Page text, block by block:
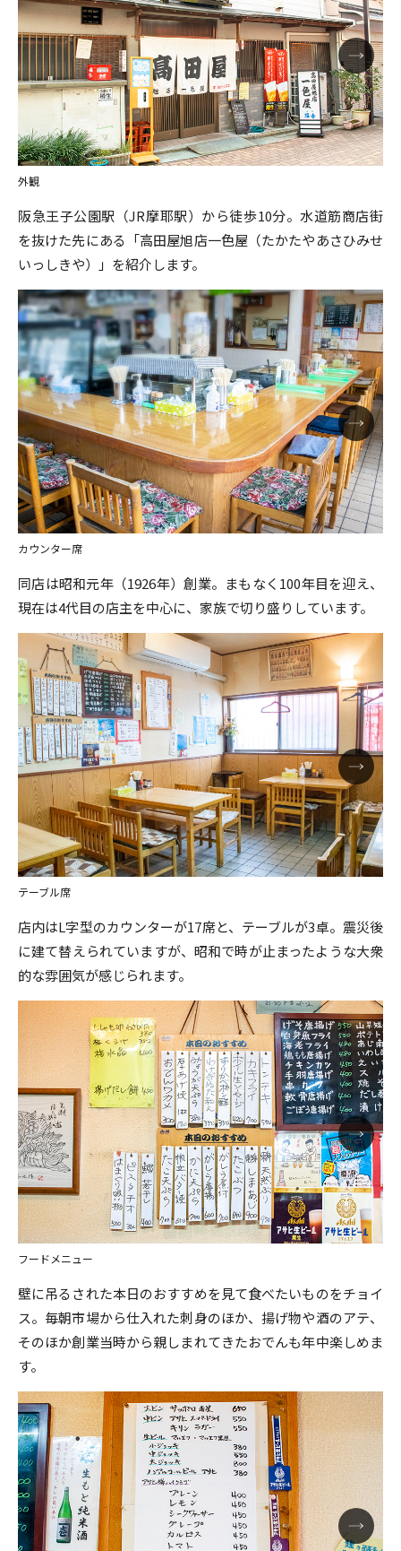
外観
阪急王子公園駅（JR摩耶駅）から徒歩10分。水道筋商店街
を抜けた先にある「高田屋旭店一色屋（たかたやあさひみせ
いっしきや）」を紹介します。
カウンター席
同店は昭和元年（1926年）創業。まもなく100年目を迎え、
現在は4代目の店主を中心に、家族で切り盛りしています。
テーブル席
店内はL字型のカウンターが17席と、テーブルが3卓。震災後
に建て替えられていますが、昭和で時が止まったような大衆
的な雰囲気が感じられます。
フードメニュー
壁に吊るされた本日のおすすめを見て食べたいものをチョイ
ス。毎朝市場から仕入れた刺身のほか、揚げ物や酒のアテ、
そのほか創業当時から親しまれてきたおでんも年中楽しめま
す。